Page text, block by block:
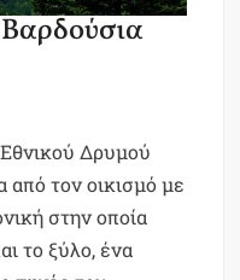
Δρυμού
από τον οικισμό με
στην οποία
το ξύλο, ένα